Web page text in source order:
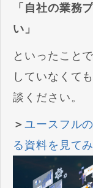
「自社の業務
い」
といったこと
していなくて
談ください。
＞ ユースフル
る資料を見て